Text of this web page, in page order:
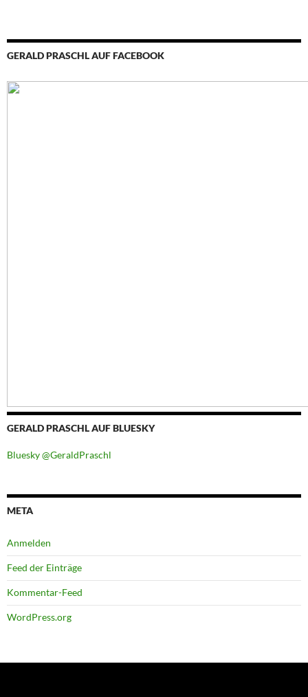
GERALD PRASCHL AUF FACEBOOK
GERALD PRASCHL AUF BLUESKY
Bluesky @GeraldPraschl
META
Anmelden
Feed der Einträge
Kommentar-Feed
WordPress.org